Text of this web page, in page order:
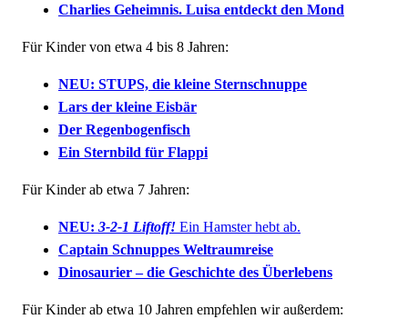
Charlies Geheimnis. Luisa entdeckt den Mond
Für Kinder von etwa 4 bis 8 Jahren:
NEU: STUPS, die kleine Sternschnuppe
Lars der kleine Eisbär
Der Regenbogenfisch
Ein Sternbild für Flappi
Für Kinder ab etwa 7 Jahren:
NEU: 3-2-1 Liftoff! Ein Hamster hebt ab.
Captain Schnuppes Weltraumreise
Dinosaurier – die Geschichte des Überlebens
Für Kinder ab etwa 10 Jahren empfehlen wir außerdem: